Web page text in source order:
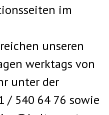
im
unseren
werktags von
unter der
/ 540 64 76 sowie